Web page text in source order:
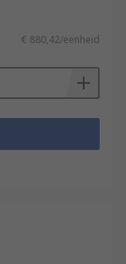
€ 880,42/eenheid